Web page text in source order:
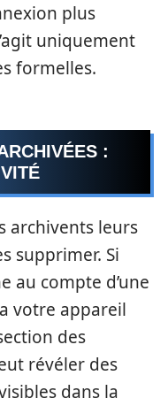
plus
uniquement
formelles.
:
archivents leurs
supprimer. Si
au compte d’une
votre appareil
des
révéler des
dans la